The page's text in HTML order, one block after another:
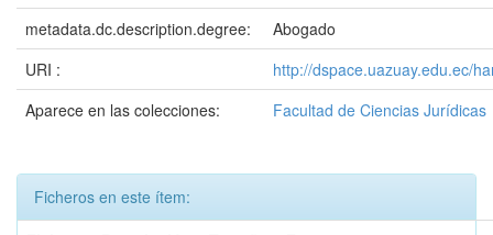
metadata.dc.description.degree:
Abogado
URI :
http://dspace.uazuay.edu.ec/
Aparece en las colecciones:
Facultad de Ciencias Jurídicas
Ficheros en este ítem: